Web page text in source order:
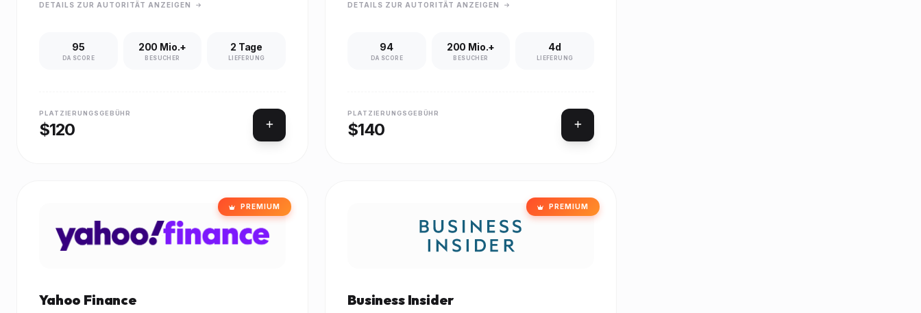
DETAILS ZUR AUTORITÄT ANZEIGEN
95
DA SCORE
200 Mio.+
BESUCHER
2 Tage
LIEFERUNG
PLATZIERUNGSGEBÜHR
$120
DETAILS ZUR AUTORITÄT ANZEIGEN
94
DA SCORE
200 Mio.+
BESUCHER
4d
LIEFERUNG
PLATZIERUNGSGEBÜHR
$140
PREMIUM
Yahoo Finance
PREMIUM
Business Insider